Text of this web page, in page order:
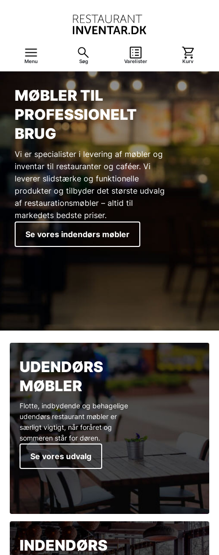
Menu Søg Varelister Kurv
MØBLER TIL
PROFESSIONELT
BRUG
Vi er specialister i levering af møbler og
inventar til restauranter og caféer. Vi
leverer slidstærke og funktionelle
produkter og tilbyder det største udvalg
af restaurationsmøbler – altid til
markedets bedste priser.
Se vores indendørs møbler
UDENDØRS
MØBLER
Flotte, indbydende og behagelige
udendørs restaurant møbler er
særligt vigtigt, når foråret og
sommeren står for døren.
Se vores udvalg
INDENDØRS